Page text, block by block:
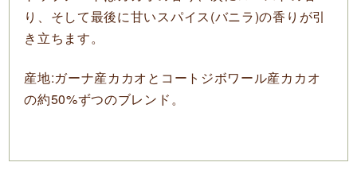
り、そして最後に甘いスパイス(バニラ)の香りが引
き立ちます。
産地:ガーナ産カカオとコートジボワール産カカオ
の約50%ずつのブレンド。